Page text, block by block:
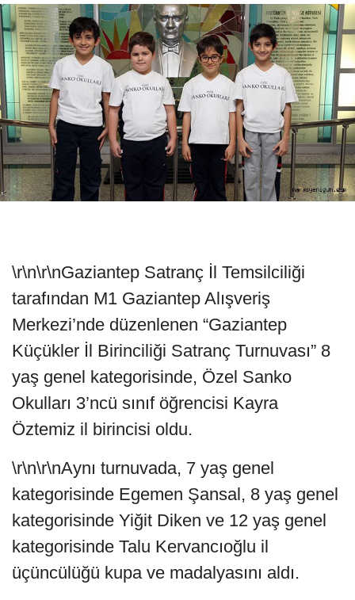
\r\n\r\nGaziantep Satranç İl Temsilciliği
tarafından M1 Gaziantep Alışveriş
Merkezi’nde düzenlenen “Gaziantep
Küçükler İl Birinciliği Satranç Turnuvası” 8
yaş genel kategorisinde, Özel Sanko
Okulları 3’ncü sınıf öğrencisi Kayra
Öztemiz il birincisi oldu.
\r\n\r\nAynı turnuvada, 7 yaş genel
kategorisinde Egemen Şansal, 8 yaş genel
kategorisinde Yiğit Diken ve 12 yaş genel
kategorisinde Talu Kervancıoğlu il
üçüncülüğü kupa ve madalyasını aldı.